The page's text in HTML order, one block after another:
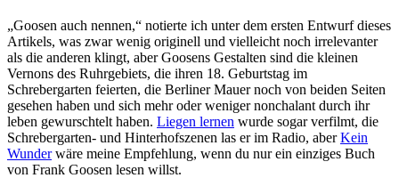
„Goosen auch nennen,“ notierte ich unter dem ersten Entwurf dieses
Artikels, was zwar wenig originell und vielleicht noch irrelevanter
als die anderen klingt, aber Goosens Gestalten sind die kleinen
Vernons des Ruhrgebiets, die ihren 18. Geburtstag im
Schrebergarten feierten, die Berliner Mauer noch von beiden Seiten
gesehen haben und sich mehr oder weniger nonchalant durch ihr
leben gewurschtelt haben. Liegen lernen wurde sogar verfilmt, die
Schrebergarten- und Hinterhofszenen las er im Radio, aberKein
Wunderwäre meine Empfehlung, wenn du nur ein einziges Buch
von Frank Goosen lesen willst.